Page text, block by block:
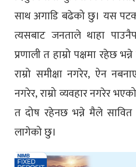
साथ अगाडि बढेको छु। यस पटक
त्यसबाट जनताले थाहा
प्रणाली त हाम्रो पक्षमा रहेछ
राम्रो समीक्षा नगरेर, ऐन
नगरेर, राम्रो व्यवहार नगरेर
त दोष रहेनछ भन्ने मैले सावित
लागेको छु।